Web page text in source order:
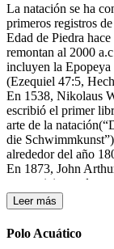
La natación se ha
primeros registros
Edad de Piedra
remontan al 2000
incluyen la
(Ezequiel 47:5,
En 1538, Nikolaus
escribió el primer
arte de la
die
alrededor del año
En 1873, John
competiciones de
crol utilizado por los
británica para las
en lugar de la
primeros Juegos
Leer más
Polo Acuático